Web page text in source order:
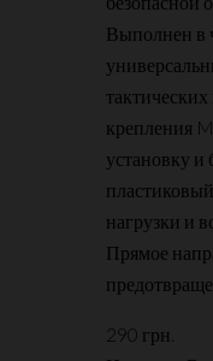
Выполнен в
крепления
установку и
нагрузки и
Прямое
290 грн.